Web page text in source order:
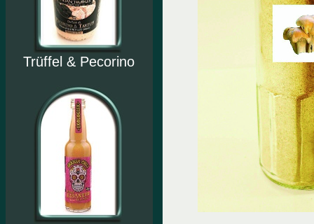
Trüffel & Pecorino